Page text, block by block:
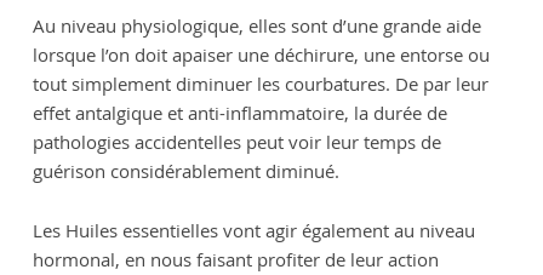
Au niveau physiologique, elles sont d’une grande aide
lorsque l’on doit apaiser une déchirure, une entorse ou
tout simplement diminuer les courbatures. De par leur
effet antalgique et anti-inflammatoire, la durée de
pathologies accidentelles peut voir leur temps de
guérison considérablement diminué.
Les Huiles essentielles vont agir également au niveau
hormonal, en nous faisant profiter de leur action